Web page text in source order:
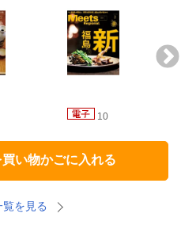
10
い物かごに入れる
を見る